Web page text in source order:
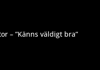
– ”Känns väldigt bra”